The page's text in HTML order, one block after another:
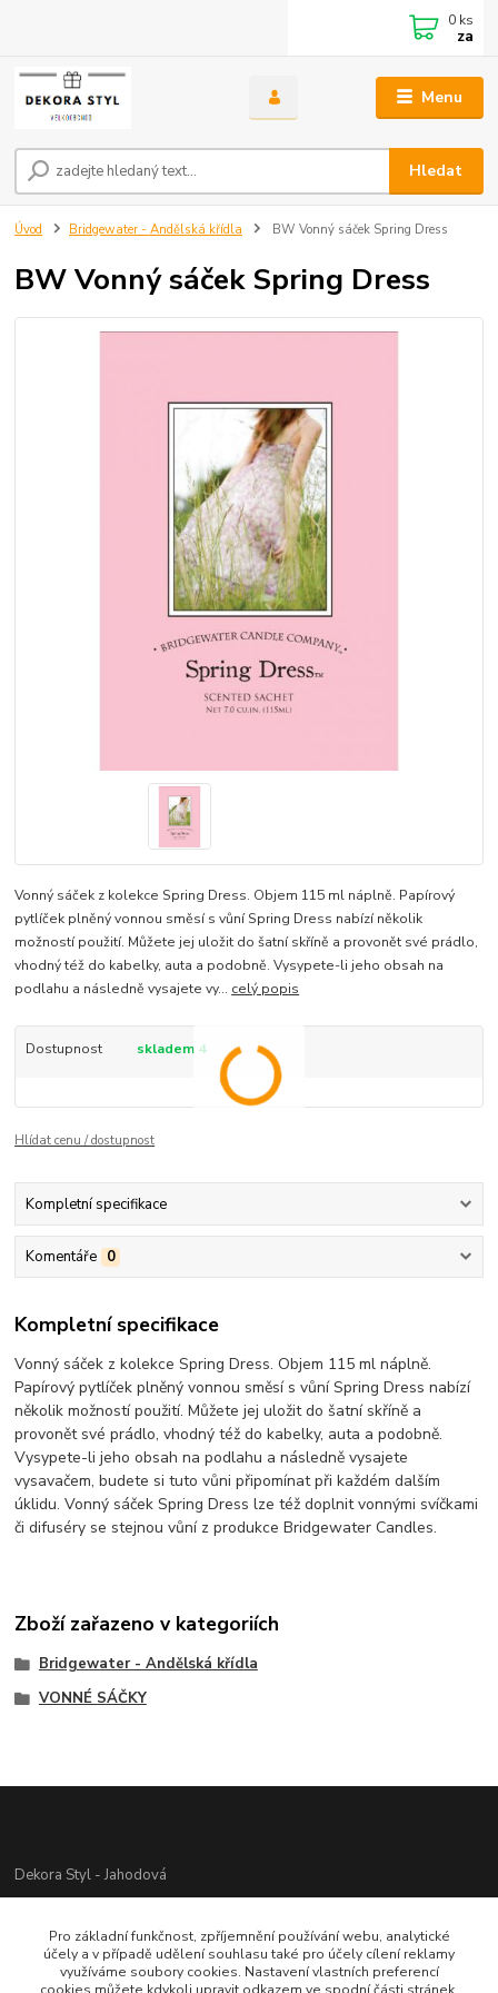
Menu
Hledat
0 ks
za
Úvod Bridgewater - Andělská křídla BW Vonný sáček Spring Dress
BW Vonný sáček Spring Dress
Vonný sáček z kolekce Spring Dress. Objem 115 ml náplně. Papírový
pytlíček plněný vonnou směsí s vůní Spring Dress nabízí několik
možností použití. Můžete jej uložit do šatní skříně a provonět své prádlo,
vhodný též do kabelky, auta a podobně. Vysypete-li jeho obsah na
podlahu a následně vysajete vy... celý popis
Dostupnost skladem 4
Hlídat cenu / dostupnost
Kompletní specifikace
Komentáře 0
Kompletní specifikace
Vonný sáček z kolekce Spring Dress. Objem 115 ml náplně.
Papírový pytlíček plněný vonnou směsí s vůní Spring Dress nabízí
několik možností použití. Můžete jej uložit do šatní skříně a
provonět své prádlo, vhodný též do kabelky, auta a podobně.
Vysypete-li jeho obsah na podlahu a následně vysajete
vysavačem, budete si tuto vůni připomínat při každém dalším
úklidu. Vonný sáček Spring Dress lze též doplnit vonnými svíčkami
či difuséry se stejnou vůní z produkce Bridgewater Candles.
Zboží zařazeno v kategoriích
Bridgewater - Andělská křídla
VONNÉ SÁČKY
Dekora Styl - Jahodová
721312944
Pro základní funkčnost, zpříjemnění používání webu, analytické
účely a v případě udělení souhlasu také pro účely cílení reklamy
využíváme soubory cookies. Nastavení vlastních preferencí